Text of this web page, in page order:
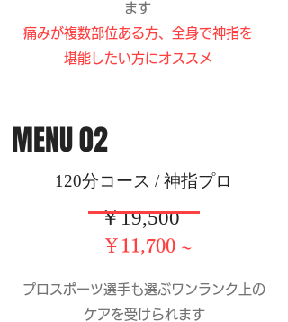
ます
​痛みが複数部位ある方、全身で神指を
堪能したい方にオススメ
MENU 02
120分コース / 神指プロ
​￥19,500
​￥11,700 ~
プロスポーツ選手も選ぶワンランク上の
ケアを受けられます